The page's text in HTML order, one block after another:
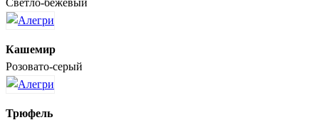
Кашемир
Розовато-серый
Трюфель